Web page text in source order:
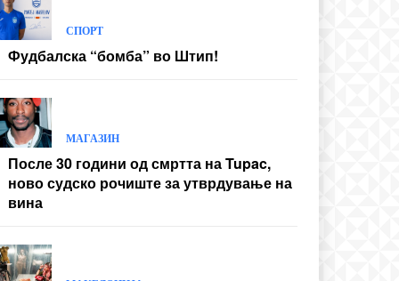
СПОРТ
Фудбалска “бомба” во Штип!
МАГАЗИН
После 30 години од смртта на Tupac,
ново судско рочиште за утврдување на
вина